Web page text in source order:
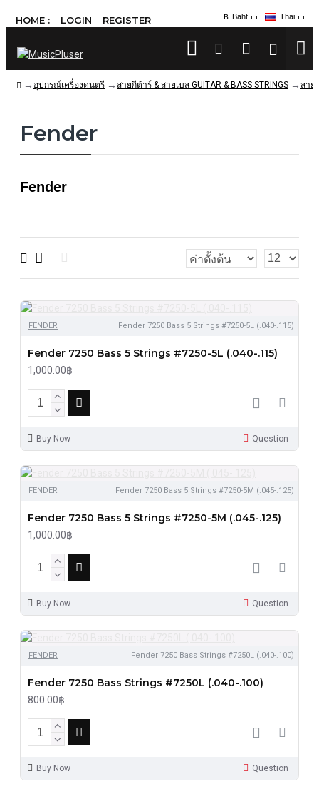
HOME : LOGIN REGISTER ฿ Baht Thai
อุปกรณ์เครื่องดนตรี สายกีต้าร์ & สายเบส GUITAR & BASS STRINGS สาย
Fender
Fender
FENDER Fender 7250 Bass 5 Strings #7250-5L (.040-.115)
Fender 7250 Bass 5 Strings #7250-5L (.040-.115)
1,000.00฿
Buy Now Question
FENDER Fender 7250 Bass 5 Strings #7250-5M (.045-.125)
Fender 7250 Bass 5 Strings #7250-5M (.045-.125)
1,000.00฿
Buy Now Question
FENDER Fender 7250 Bass Strings #7250L (.040-.100)
Fender 7250 Bass Strings #7250L (.040-.100)
800.00฿
Buy Now Question